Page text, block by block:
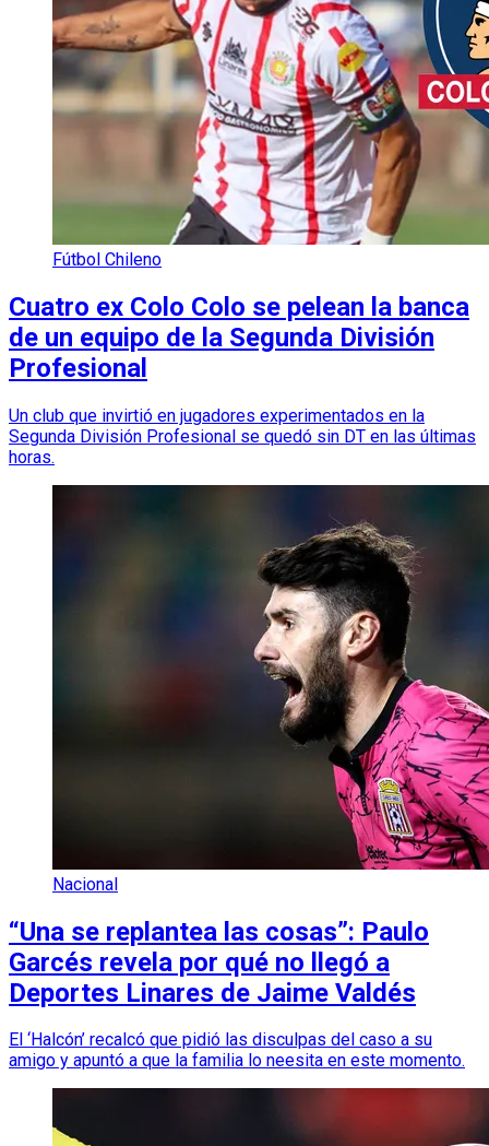
Fútbol Chileno
Cuatro ex Colo Colo se pelean la banca
de un equipo de la Segunda División
Profesional
Un club que invirtió en jugadores experimentados en la
Segunda División Profesional se quedó sin DT en las últimas
horas.
Nacional
“Una se replantea las cosas”: Paulo
Garcés revela por qué no llegó a
Deportes Linares de Jaime Valdés
El ‘Halcón’ recalcó que pidió las disculpas del caso a su
amigo y apuntó a que la familia lo neesita en este momento.